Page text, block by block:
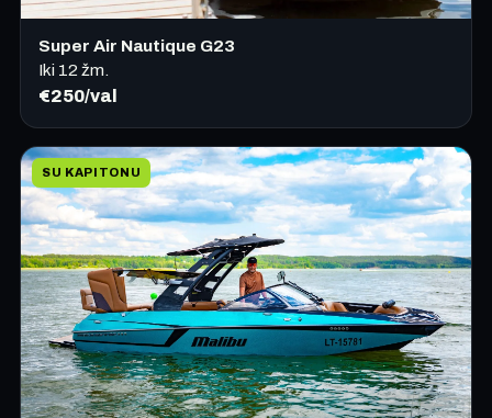
Super Air Nautique G23
Iki 12 žm.
€250/val
SU KAPITONU